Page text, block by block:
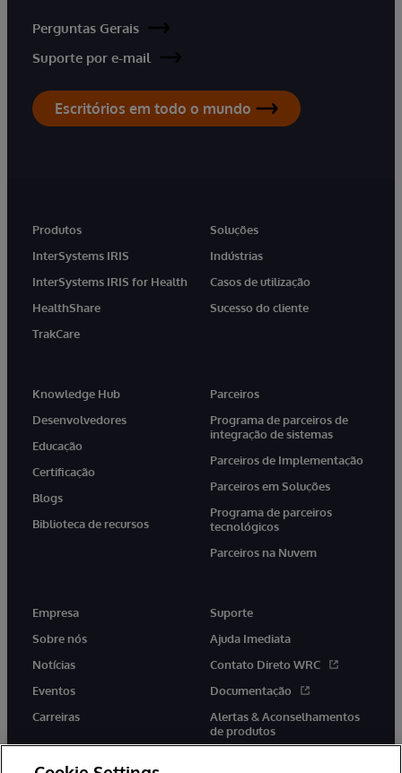
Perguntas Gerais
Suporte por e-mail
Escritórios em todo o mundo
Produtos
InterSystems IRIS
InterSystems IRIS for Health
HealthShare
TrakCare
Soluções
Indústrias
Casos de utilização
Sucesso do cliente
Knowledge Hub
Desenvolvedores
Educação
Certificação
Blogs
Biblioteca de recursos
Parceiros
Programa de parceiros de
integração de sistemas
Parceiros de Implementação
Parceiros em Soluções
Programa de parceiros
tecnológicos
Parceiros na Nuvem
Empresa
Sobre nós
Notícias
Eventos
Carreiras
Suporte
Ajuda Imediata
Contato Direto WRC
Documentação
Alertas & Aconselhamentos
de produtos